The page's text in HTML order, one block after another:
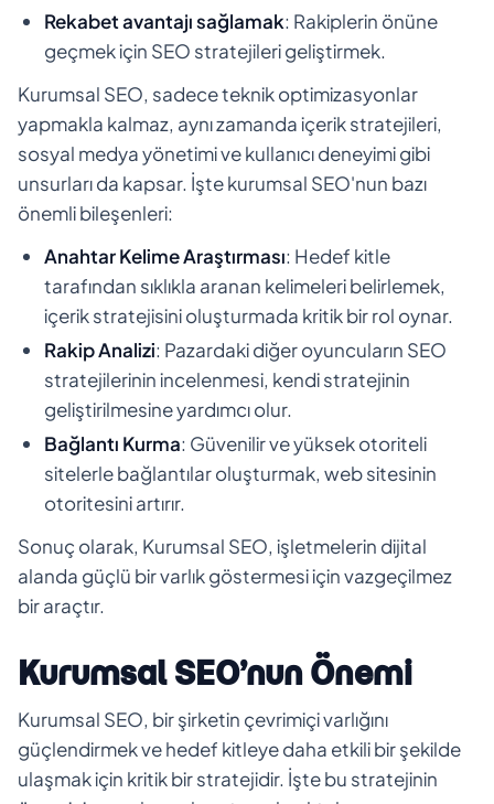
Rekabet avantajı sağlamak: Rakiplerin önüne
geçmek için SEO stratejileri geliştirmek.
Kurumsal SEO, sadece teknik optimizasyonlar
yapmakla kalmaz, aynı zamanda içerik stratejileri,
sosyal medya yönetimi ve kullanıcı deneyimi gibi
unsurları da kapsar. İşte kurumsal SEO'nun bazı
önemli bileşenleri:
Anahtar Kelime Araştırması: Hedef kitle
tarafından sıklıkla aranan kelimeleri belirlemek,
içerik stratejisini oluşturmada kritik bir rol oynar.
Rakip Analizi: Pazardaki diğer oyuncuların SEO
stratejilerinin incelenmesi, kendi stratejinin
geliştirilmesine yardımcı olur.
Bağlantı Kurma: Güvenilir ve yüksek otoriteli
sitelerle bağlantılar oluşturmak, web sitesinin
otoritesini artırır.
Sonuç olarak, Kurumsal SEO, işletmelerin dijital
alanda güçlü bir varlık göstermesi için vazgeçilmez
bir araçtır.
Kurumsal SEO’nun Önemi
Kurumsal SEO, bir şirketin çevrimiçi varlığını
güçlendirmek ve hedef kitleye daha etkili bir şekilde
ulaşmak için kritik bir stratejidir. İşte bu stratejinin